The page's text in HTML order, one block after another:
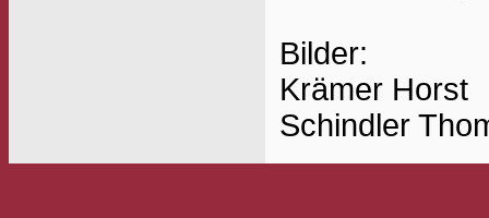
Bilder:
Krämer Horst
Schindler